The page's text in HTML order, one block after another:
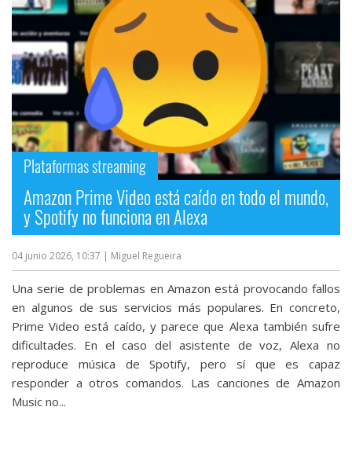
Plataformas streaming
Amazon Prime Video está caído en todo el mundo,
y Spotify no funciona en Alexa
04 junio 2026, 10:37 | Miguel Regueira
Una serie de problemas en Amazon está provocando fallos
en algunos de sus servicios más populares. En concreto,
Prime Video está caído, y parece que Alexa también sufre
dificultades. En el caso del asistente de voz, Alexa no
reproduce música de Spotify, pero sí que es capaz
responder a otros comandos. Las canciones de Amazon
Music no...